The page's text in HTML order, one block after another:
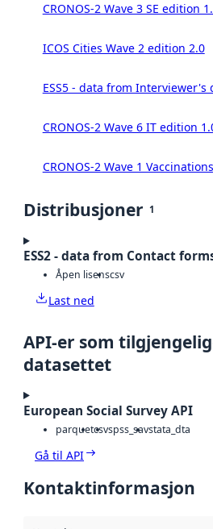
CRONOS-2 Wave 3 SE edition
ICOS Cities Wave 2 edition 2.0
ESS5 - data from
CRONOS-2 Wave 6 IT edition
CRONOS-2 Wave 1
Distribusjoner 1
ESS2 - data from Contact
Åpen lisenscsv
Last ned
API-er som
datasettet
European Social Survey API
parquetcsvspss_savstata_dta
Gå til API
Kontaktinformasjon